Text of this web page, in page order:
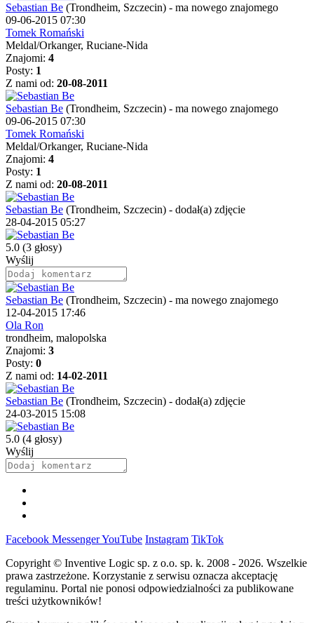
Sebastian Be (Trondheim, Szczecin) - ma nowego znajomego
09-06-2015 07:30
Tomek Romański
Meldal/Orkanger, Ruciane-Nida
Znajomi: 4
Posty: 1
Z nami od: 20-08-2011
Sebastian Be (Trondheim, Szczecin) - ma nowego znajomego
09-06-2015 07:30
Tomek Romański
Meldal/Orkanger, Ruciane-Nida
Znajomi: 4
Posty: 1
Z nami od: 20-08-2011
Sebastian Be (Trondheim, Szczecin) - dodał(a) zdjęcie
28-04-2015 05:27
5.0 (3 głosy)
Wyślij
Sebastian Be (Trondheim, Szczecin) - ma nowego znajomego
12-04-2015 17:46
Ola Ron
trondheim, malopolska
Znajomi: 3
Posty: 0
Z nami od: 14-02-2011
Sebastian Be (Trondheim, Szczecin) - dodał(a) zdjęcie
24-03-2015 15:08
5.0 (4 głosy)
Wyślij
Facebook MessengerYouTube Instagram TikTok
Copyright © Inventive Logic sp. z o.o. sp. k. 2008 - 2026. Wszelkie
prawa zastrzeżone. Korzystanie z serwisu oznacza akceptację
regulaminu. Portal nie ponosi odpowiedzialności za publikowane
treści użytkowników!